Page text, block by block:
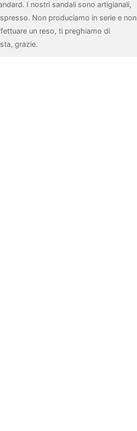
I nostri sandali sono artigianali,
Non produciamo in serie e non
un reso, ti preghiamo di
grazie.